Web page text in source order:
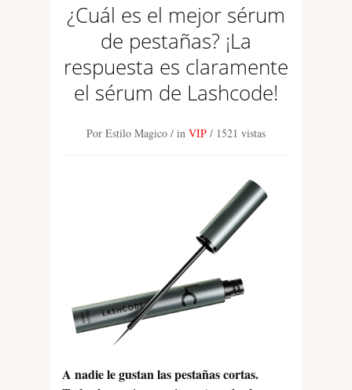
¿Cuál es el mejor sérum
de pestañas? ¡La
respuesta es claramente
el sérum de Lashcode!
Por Estilo Magico / in VIP / 1521 vistas
A nadie le gustan las pestañas cortas.